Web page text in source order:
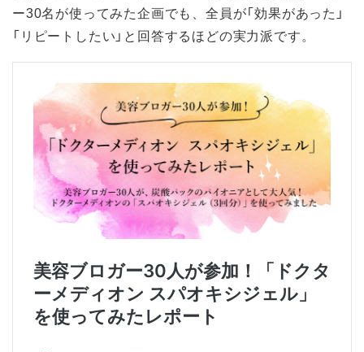
ー30名が使ってみた企画でも、全員が「効果があった」
「リピートしたい」と回答するほどの実力派です。